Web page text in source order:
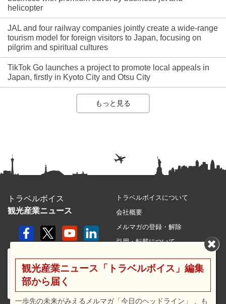
helicopter
JAL and four railway companies jointly create a wide-range
tourism model for foreign visitors to Japan, focusing on
pilgrim and spiritual cultures
TikTok Go launches a project to promote local appeals in
Japan, firstly in Kyoto City and Otsu City
もっと見る
トラベルボイス
観光産業ニュース
トラベルボイスについて
会社概要
メルマガの登録・解除
引用・転載について
利用規約
広告メニュー・料金
観光産業ニュース「トラベルボイス」編集
部から届く
一歩先の未来がみえるメルマガ「今日のヘッドライン」 、も